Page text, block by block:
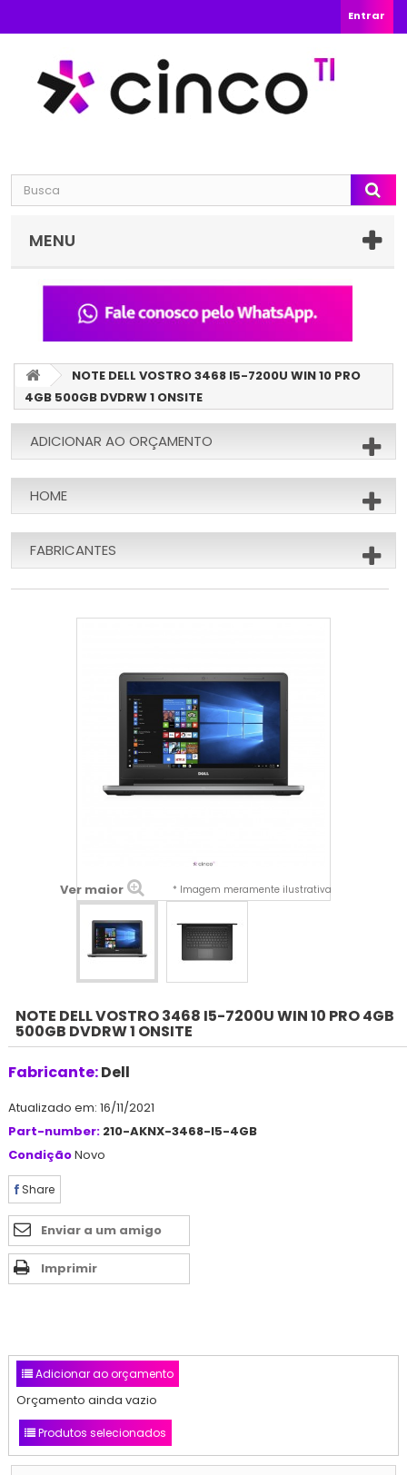
Entrar
MENU
NOTE DELL VOSTRO 3468 I5-7200U WIN 10 PRO
4GB 500GB DVDRW 1 ONSITE
ADICIONAR AO ORÇAMENTO
HOME
FABRICANTES
Ver maior * Imagem meramente ilustrativa
NOTE DELL VOSTRO 3468 I5-7200U WIN 10 PRO 4GB
500GB DVDRW 1 ONSITE
Fabricante:Dell
Atualizado em: 16/11/2021
Part-number: 210-AKNX-3468-I5-4GB
CondiçãoNovo
Share
Enviar a um amigo
Imprimir
Adicionar ao orçamento
Orçamento ainda vazio
Produtos selecionados